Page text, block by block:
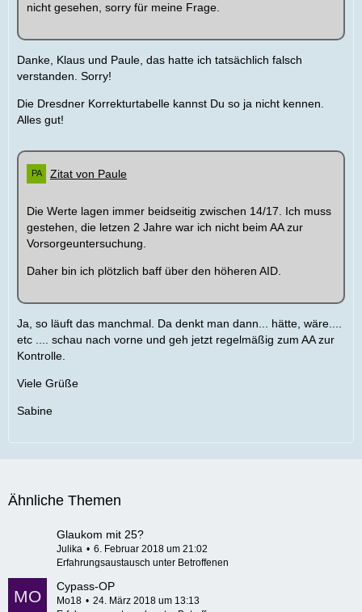
nicht gesehen, sorry für meine Frage.
Danke, Klaus und Paule, das hatte ich tatsächlich falsch
verstanden. Sorry!
Die Dresdner Korrekturtabelle kannst Du so ja nicht kennen.
Alles gut!
Zitat von Paule
Die Werte lagen immer beidseitig zwischen 14/17. Ich muss
gestehen, die letzen 2 Jahre war ich nicht beim AA zur
Vorsorgeuntersuchung.
Daher bin ich plötzlich baff über den höheren AID.
Ja, so läuft das manchmal. Da denkt man dann... hätte, wäre....
etc .... schau nach vorne und geh jetzt regelmäßig zum AA zur
Kontrolle.
Viele Grüße
Sabine
Ähnliche Themen
Glaukom mit 25?
Julika
6. Februar 2018 um 21:02
Erfahrungsaustausch unter Betroffenen
Cypass-OP
Mo18
24. März 2018 um 13:13